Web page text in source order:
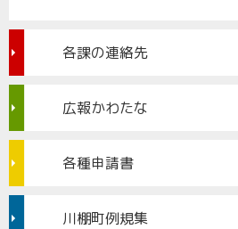
各課の連絡先
広報かわたな
各種申請書
川棚町例規集